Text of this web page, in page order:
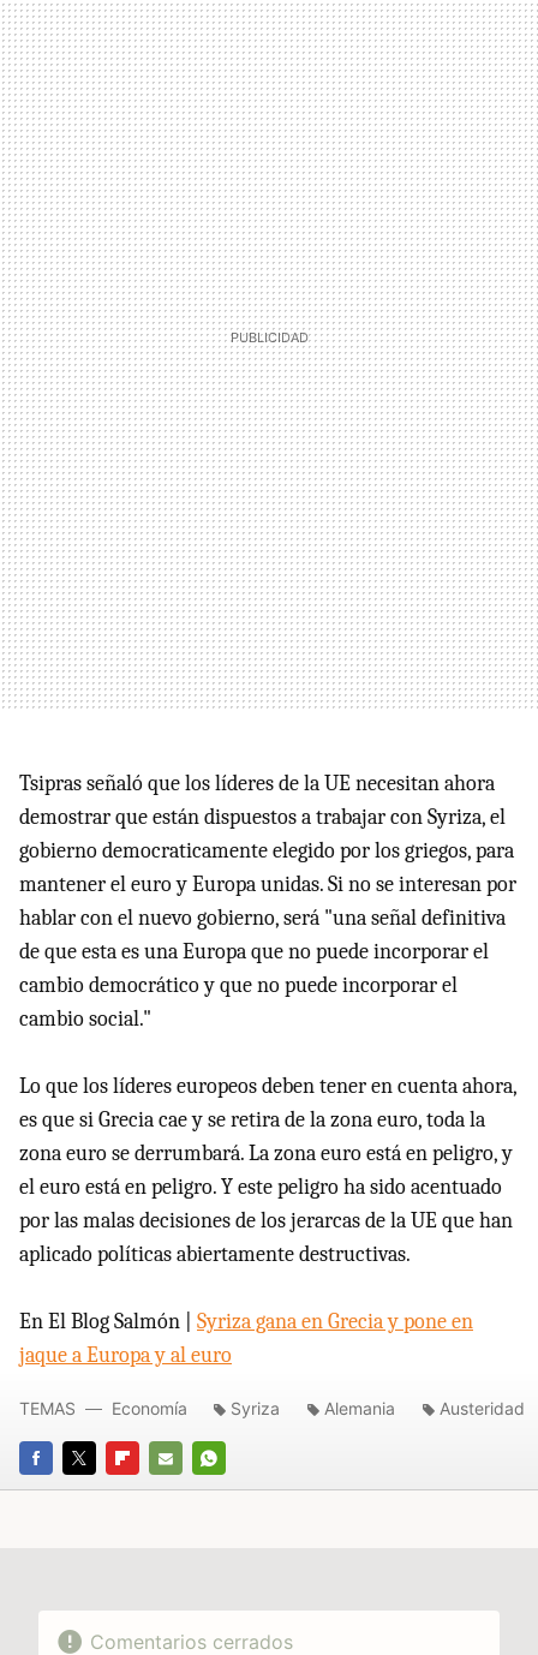
Tsipras señaló que los líderes de la UE necesitan ahora
demostrar que están dispuestos a trabajar con Syriza, el
gobierno democraticamente elegido por los griegos, para
mantener el euro y Europa unidas. Si no se interesan por
hablar con el nuevo gobierno, será "una señal definitiva
de que esta es una Europa que no puede incorporar el
cambio democrático y que no puede incorporar el
cambio social."
Lo que los líderes europeos deben tener en cuenta ahora,
es que si Grecia cae y se retira de la zona euro, toda la
zona euro se derrumbará. La zona euro está en peligro, y
el euro está en peligro. Y este peligro ha sido acentuado
por las malas decisiones de los jerarcas de la UE que han
aplicado políticas abiertamente destructivas.
En El Blog Salmón | Syriza gana en Grecia y pone en
jaque a Europa y al euro
FACEBOOK
TWITTERFLIPBOARD
E-
WHATSAPP
TEMAS Economía Syriza Alemania Austeridad
Comentarios cerrados